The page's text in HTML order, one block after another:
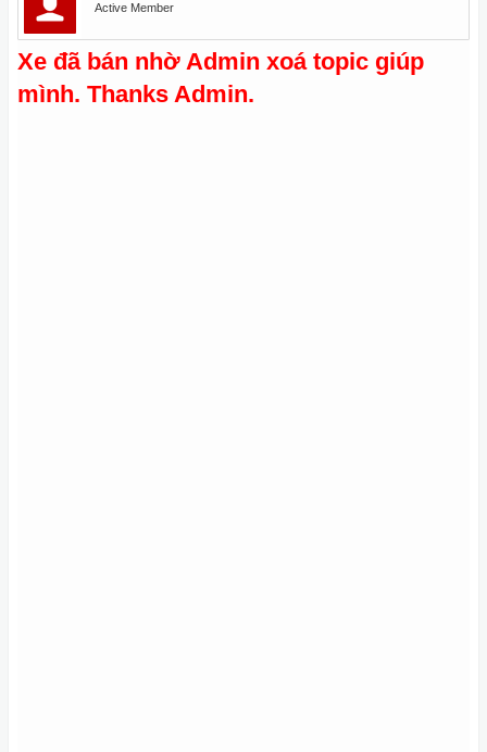
Active Member
Xe đã bán nhờ Admin xoá topic giúp
mình. Thanks Admin.